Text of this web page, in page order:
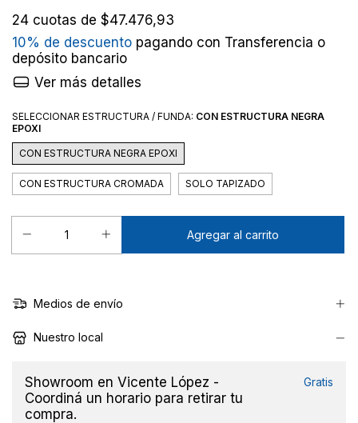
24 cuotas de $47.476,93
10% de descuento pagando con Transferencia o
depósito bancario
Ver más detalles
SELECCIONAR ESTRUCTURA / FUNDA: CON ESTRUCTURA NEGRA
EPOXI
CON ESTRUCTURA NEGRA EPOXI
CON ESTRUCTURA CROMADA SOLO TAPIZADO
Medios de envío
Nuestro local
Showroom en Vicente López -
Coordiná un horario para retirar tu
compra.
Gratis